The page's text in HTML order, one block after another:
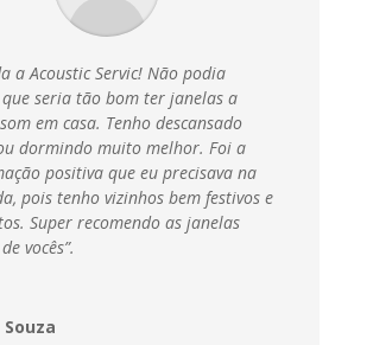
a Acoustic Servic! Não podia
seria tão bom ter janelas a
em casa. Tenho descansado
dormindo muito melhor. Foi a
positiva que eu precisava na
pois tenho vizinhos bem festivos e
Super recomendo as janelas
vocês”.